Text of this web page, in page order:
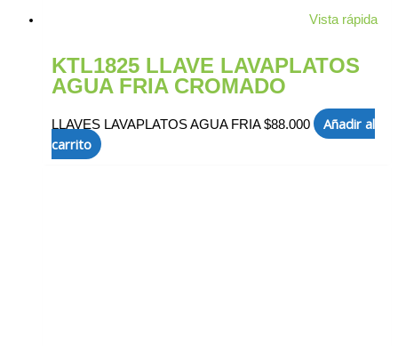
Vista rápida
KTL1825 LLAVE LAVAPLATOS
AGUA FRIA CROMADO
LLAVES LAVAPLATOS AGUA FRIA$88.000
Añadir al
carrito